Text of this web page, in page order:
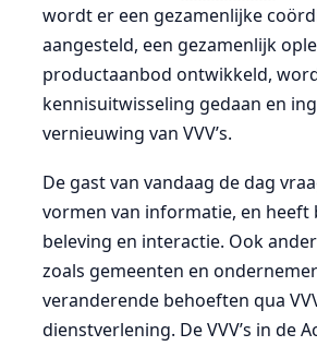
wordt er een gezamenlijke
aangesteld, een gezamenlijk
productaanbod ontwikkeld,
kennisuitwisseling gedaan en
vernieuwing van VVV’s.
De gast van vandaag de dag
vormen van informatie, en heeft
beleving en interactie. Ook
zoals gemeenten en
veranderende behoeften qua
dienstverlening. De VVV’s in de